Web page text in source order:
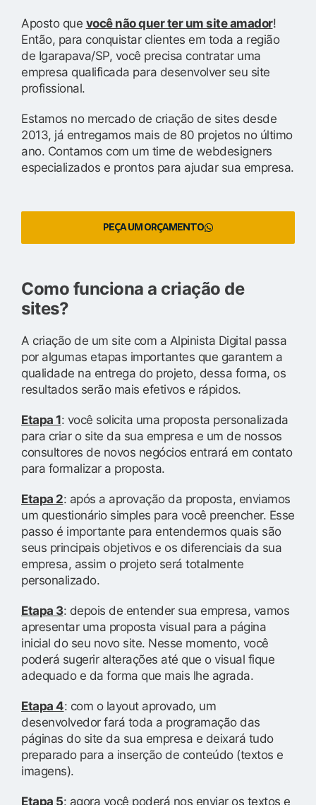
Aposto que você não quer ter um site amador!
Então, para conquistar clientes em toda a região
de Igarapava/SP, você precisa contratar uma
empresa qualificada para desenvolver seu site
profissional.
Estamos no mercado de criação de sites desde
2013, já entregamos mais de 80 projetos no último
ano. Contamos com um time de webdesigners
especializados e prontos para ajudar sua empresa.
PEÇA UM ORÇAMENTO
Como funciona a criação de
sites?
A criação de um site com a Alpinista Digital passa
por algumas etapas importantes que garantem a
qualidade na entrega do projeto, dessa forma, os
resultados serão mais efetivos e rápidos.
Etapa 1: você solicita uma proposta personalizada
para criar o site da sua empresa e um de nossos
consultores de novos negócios entrará em contato
para formalizar a proposta.
Etapa 2: após a aprovação da proposta, enviamos
um questionário simples para você preencher. Esse
passo é importante para entendermos quais são
seus principais objetivos e os diferenciais da sua
empresa, assim o projeto será totalmente
personalizado.
Etapa 3: depois de entender sua empresa, vamos
apresentar uma proposta visual para a página
inicial do seu novo site. Nesse momento, você
poderá sugerir alterações até que o visual fique
adequado e da forma que mais lhe agrada.
Etapa 4: com o layout aprovado, um
desenvolvedor fará toda a programação das
páginas do site da sua empresa e deixará tudo
preparado para a inserção de conteúdo (textos e
imagens).
Etapa 5: agora você poderá nos enviar os textos e